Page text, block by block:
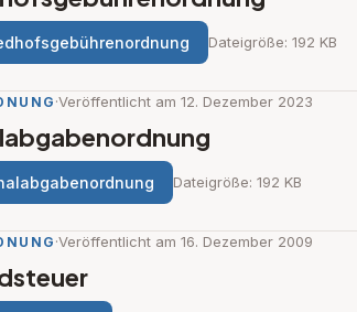
Dateigröße: 192 KB
·Veröffentlicht am 12. Dezember 2023
Dateigröße: 192 KB
·Veröffentlicht am 16. Dezember 2009